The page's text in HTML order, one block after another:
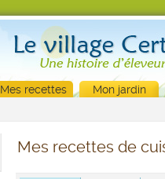
Mes recettes Mon jardin
Mes recettes de